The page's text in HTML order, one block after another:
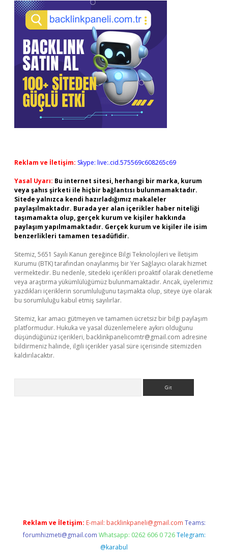
Reklam ve İletişim: Skype: live:.cid.575569c608265c69
Yasal Uyarı: Bu internet sitesi, herhangi bir marka, kurum
veya şahıs şirketi ile hiçbir bağlantısı bulunmamaktadır.
Sitede yalnızca kendi hazırladığımız makaleler
paylaşılmaktadır. Burada yer alan içerikler haber niteliği
taşımamakta olup, gerçek kurum ve kişiler hakkında
paylaşım yapılmamaktadır. Gerçek kurum ve kişiler ile isim
benzerlikleri tamamen tesadüfidir.
Sitemiz, 5651 Sayılı Kanun gereğince Bilgi Teknolojileri ve İletişim
Kurumu (BTK) tarafından onaylanmış bir Yer Sağlayıcı olarak hizmet
vermektedir. Bu nedenle, sitedeki içerikleri proaktif olarak denetleme
veya araştırma yükümlülüğümüz bulunmamaktadır. Ancak, üyelerimiz
yazdıkları içeriklerin sorumluluğunu taşımakta olup, siteye üye olarak
bu sorumluluğu kabul etmiş sayılırlar.
Sitemiz, kar amacı gütmeyen ve tamamen ücretsiz bir bilgi paylaşım
platformudur. Hukuka ve yasal düzenlemelere aykırı olduğunu
düşündüğünüz içerikleri, backlinkpanelicomtr@gmail.com adresine
bildirmeniz halinde, ilgili içerikler yasal süre içerisinde sitemizden
kaldırılacaktır.
Reklam ve İletişim: E-mail: backlinkpaneli@gmail.com Teams:
forumhizmeti@gmail.com Whatsapp: 0262 606 0 726 Telegram:
@karabul